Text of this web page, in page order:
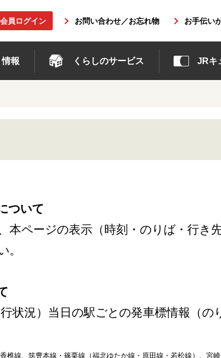
員ログイン お問い合わせ／お忘れ物 お手伝い
報 くらしのサービス JRキ
ついて
本ページの表示（時刻・のりば・行き
。
状況）当日の駅ごとの発車標情報（
線、筑豊本線・篠栗線（福北ゆたか線・原田線・若松線）、宮